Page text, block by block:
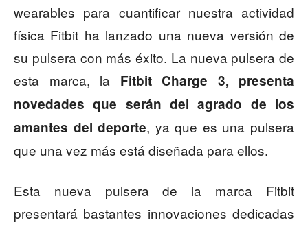
wearables para cuantificar nuestra actividad
física Fitbit ha lanzado una nueva versión de
su pulsera con más éxito. La nueva pulsera de
esta marca, la Fitbit Charge 3, presenta
novedades que serán del agrado de los
amantes del deporte, ya que es una pulsera
que una vez más está diseñada para ellos.
Esta nueva pulsera de la marca Fitbit
presentará bastantes innovaciones dedicadas